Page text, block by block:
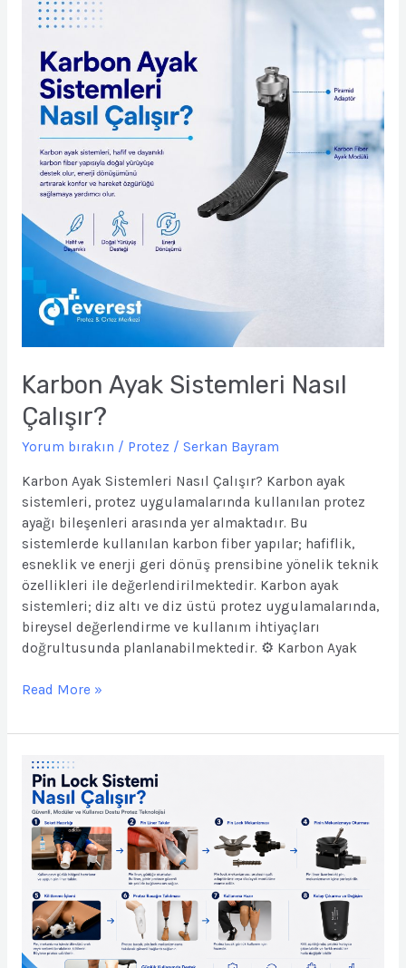
Karbon Ayak Sistemleri Nasıl
Çalışır?
Yorum bırakın / Protez / Serkan Bayram
Karbon Ayak Sistemleri Nasıl Çalışır? Karbon ayak
sistemleri, protez uygulamalarında kullanılan protez
ayağı bileşenleri arasında yer almaktadır. Bu
sistemlerde kullanılan karbon fiber yapılar; hafiflik,
esneklik ve enerji geri dönüş prensibine yönelik teknik
özellikleri ile değerlendirilmektedir. Karbon ayak
sistemleri; diz altı ve diz üstü protez uygulamalarında,
bireysel değerlendirme ve kullanım ihtiyaçları
doğrultusunda planlanabilmektedir. ⚙️ Karbon Ayak
Ayak
Nasıl
Çalışır?
Read More »
Pin
(Lock)
Sistemi
Nasıl
Çalışır?